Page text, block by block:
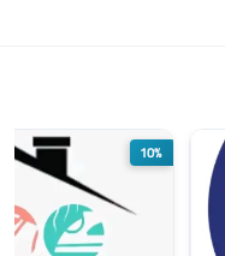
10%